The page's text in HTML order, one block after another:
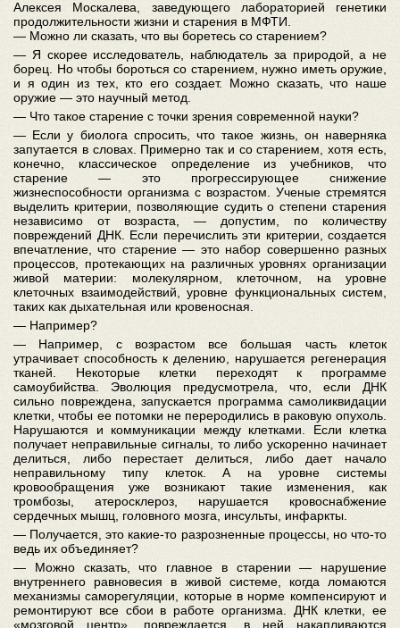
Алексея Москалева, заведующего лабораторией генетики
продолжительности жизни и старения в МФТИ.
— Можно ли сказать, что вы боретесь со старением?
— Я скорее исследователь, наблюдатель за природой, а не
борец. Но чтобы бороться со старением, нужно иметь оружие,
и я один из тех, кто его создает. Можно сказать, что наше
оружие — это научный метод.
— Что такое старение с точки зрения современной науки?
— Если у биолога спросить, что такое жизнь, он наверняка
запутается в словах. Примерно так и со старением, хотя есть,
конечно, классическое определение из учебников, что
старение — это прогрессирующее снижение
жизнеспособности организма с возрастом. Ученые стремятся
выделить критерии, позволяющие судить о степени старения
независимо от возраста, — допустим, по количеству
повреждений ДНК. Если перечислить эти критерии, создается
впечатление, что старение — это набор совершенно разных
процессов, протекающих на различных уровнях организации
живой материи: молекулярном, клеточном, на уровне
клеточных взаимодействий, уровне функциональных систем,
таких как дыхательная или кровеносная.
— Например?
— Например, с возрастом все большая часть клеток
утрачивает способность к делению, нарушается регенерация
тканей. Некоторые клетки переходят к программе
самоубийства. Эволюция предусмотрела, что, если ДНК
сильно повреждена, запускается программа самоликвидации
клетки, чтобы ее потомки не переродились в раковую опухоль.
Нарушаются и коммуникации между клетками. Если клетка
получает неправильные сигналы, то либо ускоренно начинает
делиться, либо перестает делиться, либо дает начало
неправильному типу клеток. А на уровне системы
кровообращения уже возникают такие изменения, как
тромбозы, атеросклероз, нарушается кровоснабжение
сердечных мышц, головного мозга, инсульты, инфаркты.
— Получается, это какие-то разрозненные процессы, но что-то
ведь их объединяет?
— Можно сказать, что главное в старении — нарушение
внутреннего равновесия в живой системе, когда ломаются
механизмы саморегуляции, которые в норме компенсируют и
ремонтируют все сбои в работе организма. ДНК клетки, ее
«мозговой центр», повреждается, в ней накапливаются